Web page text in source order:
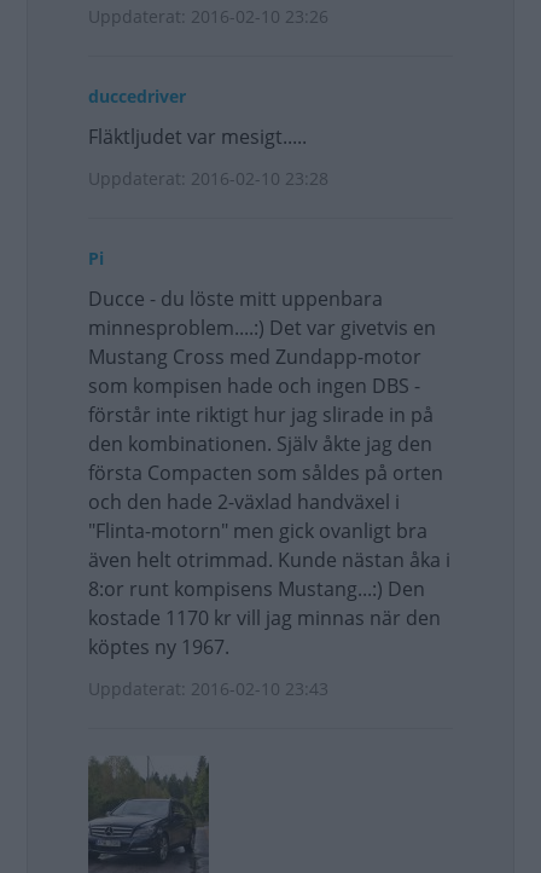
Uppdaterat: 2016-02-10 23:26
duccedriver
Fläktljudet var mesigt.....
Uppdaterat: 2016-02-10 23:28
Pi
Ducce - du löste mitt uppenbara
minnesproblem....:) Det var givetvis en
Mustang Cross med Zundapp-motor
som kompisen hade och ingen DBS -
förstår inte riktigt hur jag slirade in på
den kombinationen. Själv åkte jag den
första Compacten som såldes på orten
och den hade 2-växlad handväxel i
"Flinta-motorn" men gick ovanligt bra
även helt otrimmad. Kunde nästan åka i
8:or runt kompisens Mustang...:) Den
kostade 1170 kr vill jag minnas när den
köptes ny 1967.
Uppdaterat: 2016-02-10 23:43